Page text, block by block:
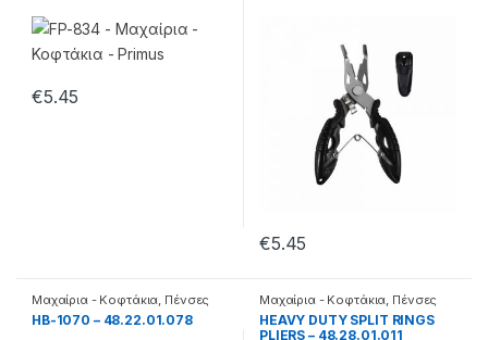
€5.45
€5.45
Μαχαίρια - Κοφτάκια, Πένσες
HB-1070 – 48.22.01.078
Μαχαίρια - Κοφτάκια, Πένσες
HEAVY DUTY SPLIT RINGS
PLIERS – 48.28.01.011